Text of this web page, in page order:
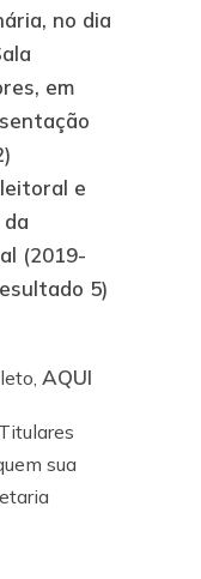
no dia
em
e
(2019-
5)
AQUI
sua